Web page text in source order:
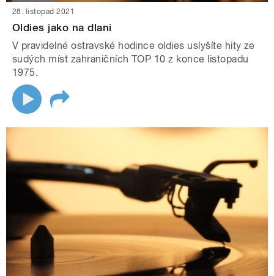
28. listopad 2021
Oldies jako na dlani
V pravidelné ostravské hodince oldies uslyšíte hity ze
sudých míst zahraničních TOP 10 z konce listopadu
1975.